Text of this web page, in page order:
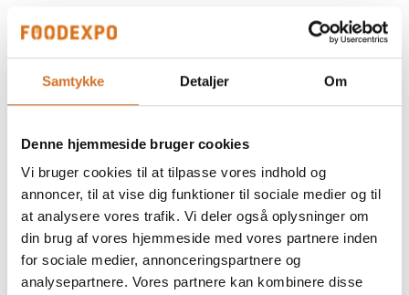
Samtykke Detaljer Om
Denne hjemmeside bruger cookies
Vi bruger cookies til at tilpasse vores indhold og
annoncer, til at vise dig funktioner til sociale medier og til
at analysere vores trafik. Vi deler også oplysninger om
din brug af vores hjemmeside med vores partnere inden
for sociale medier, annonceringspartnere og
analysepartnere. Vores partnere kan kombinere disse
Anamma Fars
Anamma Fars, øko
Foodexpo